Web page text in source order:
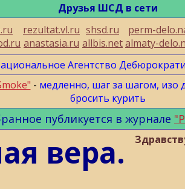
Друзья ШСД в сети
rezultat.vl.ru
anastasia.ru
shsd.ru
allbis.net
perm-
almaty-
Агентство
- медленно, шаг за шагом, изо
бросить курить
публикуется в журнале
вера.